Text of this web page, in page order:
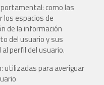
como las
espacios de
de la información
del usuario y sus
perfil del usuario.
para averiguar